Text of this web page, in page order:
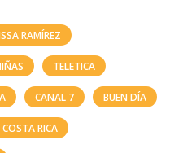
RAMÍREZ
TELETICA
CANAL 7 BUEN DÍA
RICA